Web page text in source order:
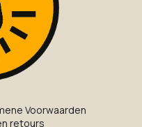
Voorwaarden
retours